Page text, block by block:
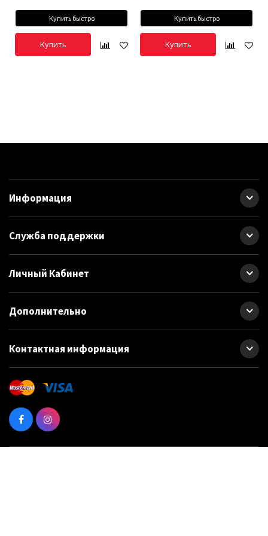
Купить быстро
Купить
Купить быстро
Купить
Информация
Служба поддержки
Личный Кабинет
Дополнительно
Контактная информация